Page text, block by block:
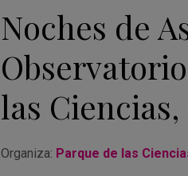
Noches de
las
Organiza: Parque de las